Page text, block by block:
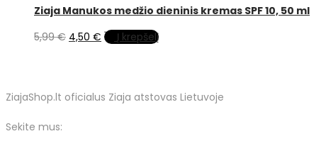
Ziaja Manukos medžio dieninis kremas SPF 10, 50 ml
5,99€ Original
5,99 €.
4,50 € Current
4,50 €.
Į krepšelį
ZiajaShop.lt oficialus Ziaja atstovas Lietuvoje
Sekite mus: